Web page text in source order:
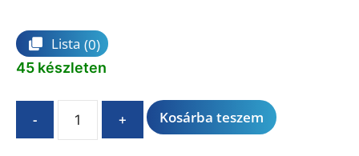
Lista (0)
45 készleten
- + Kosárba teszem